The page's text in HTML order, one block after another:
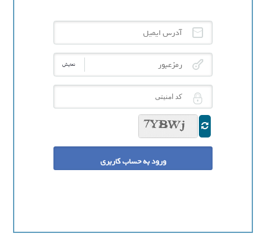
آدرس ایمیل
رمزعبور نمایش
کد امنیتی